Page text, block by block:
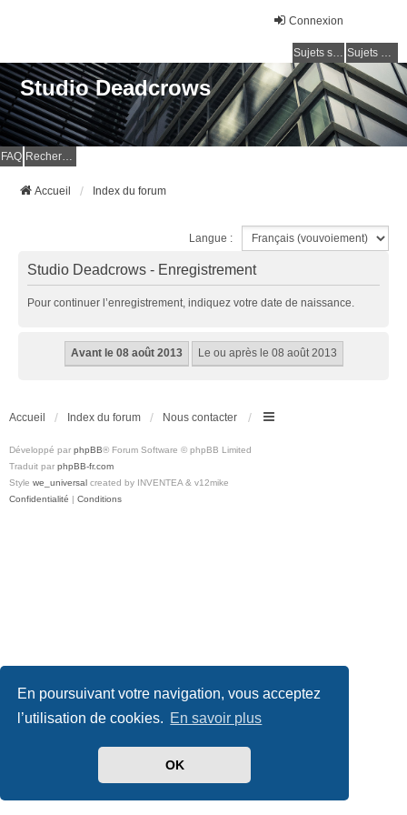
En poursuivant votre navigation, vous acceptez
l’utilisation de cookies. En savoir plus
OK
Connexion
Sujets sans réponse Sujets actifs
Studio Deadcrows
FAQ Rechercher
Accueil Index du forum
Langue :
Studio Deadcrows - Enregistrement
Pour continuer l’enregistrement, indiquez votre date de naissance.
Accueil Index du forum Nous contacter
Développé par phpBB® Forum Software © phpBB Limited
Traduit par phpBB-fr.com
Style we_universal created by INVENTEA & v12mike
Confidentialité | Conditions